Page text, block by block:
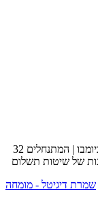
כל הזכויות שמורות לחברת ביומבו | המתנחלים 32
שמרת דיגיטל - מומחה